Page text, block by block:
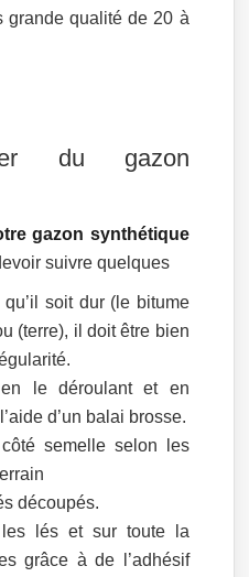
grande qualité de 20 à
du gazon
gazon synthétique
suivre quelques
soit dur (le bitume
(terre), il doit être bien
le déroulant et en
d’un balai brosse.
semelle selon les
découpés.
lés et sur toute la
grâce à de l’adhésif